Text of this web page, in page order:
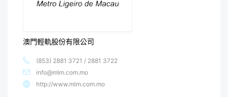
澳門輕軌股份有限公司
(853) 2881 3721 / 2881 3722
info@mlm.com.mo
http://www.mlm.com.mo